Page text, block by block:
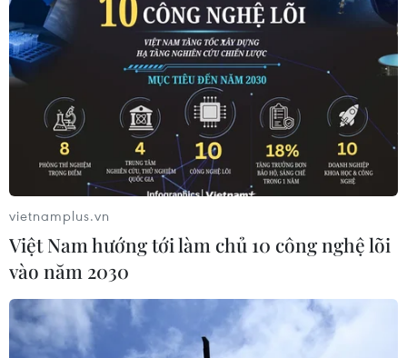
vietnamplus.vn
Việt Nam hướng tới làm chủ 10 công nghệ lõi
vào năm 2030